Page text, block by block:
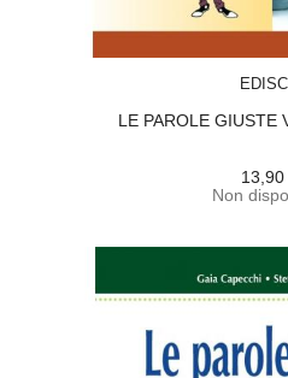
LE PAROLE GIUSTE
13,90
Non